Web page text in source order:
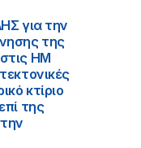
για την
της
ΗΜ
κτίριο
της